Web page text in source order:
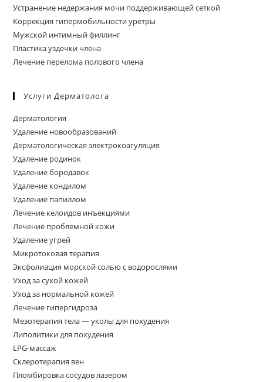
Устранение недержания мочи поддерживающей сеткой
Коррекция гипермобильности уретры
Мужской интимный филлинг
Пластика уздечки члена
Лечение перелома полового члена
Услуги Дерматолога
Дерматология
Удаление новообразований
Дерматологическая электрокоагуляция
Удаление родинок
Удаление бородавок
Удаление кондилом
Удаление папиллом
Лечение келоидов инъекциями
Лечение проблемной кожи
Удаление угрей
Микротоковая терапия
Эксфолиация морской солью с водорослями
Уход за сухой кожей
Уход за нормальной кожей
Лечение гипергидроза
Мезотерапия тела — уколы для похудения
Липолитики для похудения
LPG-массаж
Склеротерапия вен
Пломбировка сосудов лазером